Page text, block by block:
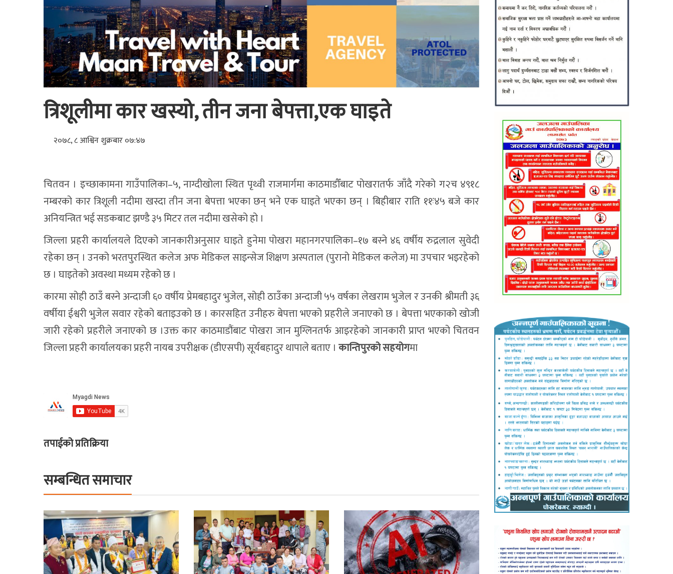
त्रिशूलीमा कार खस्यो, तीन जना बेपत्ता,एक घाइते
२०७८, ८ आश्विन शुक्रबार ०७:४७
चितवन । इच्छाकामना गाउँपालिका–५, नाग्दीखोला स्थित पृथ्वी राजमार्गमा काठमाडौँबाट पोखरातर्फ जाँदै गरेको ग२च ४९१८
नम्बरको कार त्रिशूली नदीमा खस्दा तीन जना बेपत्ता भएका छन् भने एक घाइते भएका छन् । बिहीबार राति ११ः४५ बजे कार
अनियन्त्रित भई सडकबाट झण्डै ३५ मिटर तल नदीमा खसेको हो ।
जिल्ला प्रहरी कार्यालयले दिएको जानकारीअनुसार घाइते हुनेमा पोखरा महानगरपालिका–१७ बस्ने ४६ वर्षीय रुद्रलाल सुवेदी
रहेका छन् । उनको भरतपुरस्थित कलेज अफ मेडिकल साइन्सेज शिक्षण अस्पताल (पुरानो मेडिकल कलेज) मा उपचार भइरहेको
छ । घाइतेको अवस्था मध्यम रहेको छ ।
कारमा सोही ठाउँ बस्ने अन्दाजी ६० वर्षीय प्रेमबहादुर भुजेल, सोही ठाउँका अन्दाजी ५५ वर्षका लेखराम भुजेल र उनकी श्रीमती ३६
वर्षीया ईश्वरी भुजेल सवार रहेको बताइउको छ । कारसहित उनीहरु बेपत्ता भएको प्रहरीले जनाएको छ । बेपत्ता भएकाको खोजी
जारी रहेको प्रहरीले जनाएको छ ।उक्त कार काठमाडौंबाट पोखरा जान मुग्लिनतर्फ आइरहेको जानकारी प्राप्त भएको चितवन
जिल्ला प्रहरी कार्यालयका प्रहरी नायब उपरीक्षक (डीएसपी) सूर्यबहादुर थापाले बताए । कान्तिपुरको सहयोगमा
तपाईको प्रतिक्रिया
सम्बन्धित समाचार